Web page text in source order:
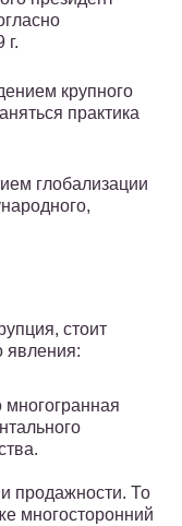
г.
крупного
практика
глобализации
стоит
явления:
продажности. То
многосторонний